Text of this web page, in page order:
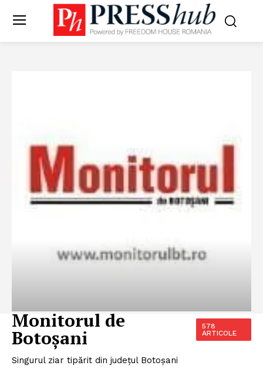
Monitorul de
Botoșani
578
ARTICOLE
Singurul ziar tipărit din județul Botoșani